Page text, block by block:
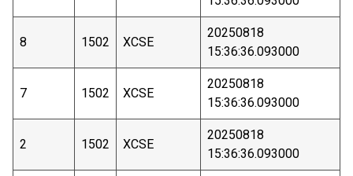
8 1502 XCSE
20250818
15:36:36.093000
7 1502 XCSE
20250818
15:36:36.093000
2 1502 XCSE
20250818
15:36:36.093000